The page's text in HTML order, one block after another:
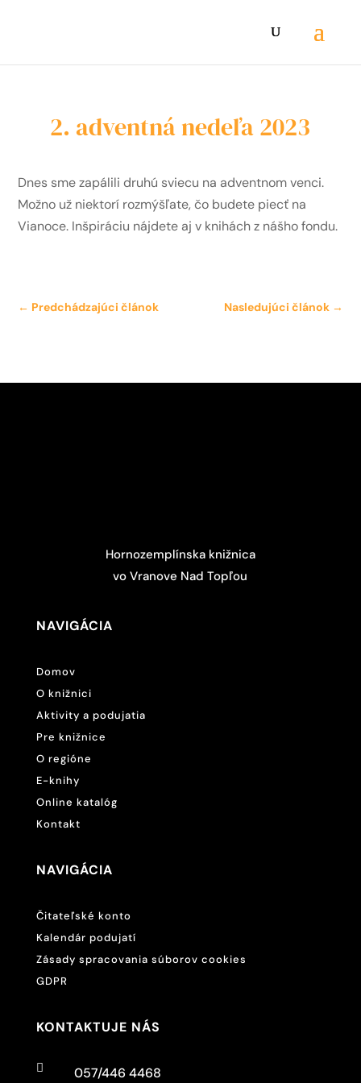
2. adventná nedeľa 2023
Dnes sme zapálili druhú sviecu na adventnom venci.
Možno už niektorí rozmýšľate, čo budete piecť na
Vianoce. Inšpiráciu nájdete aj v knihách z nášho fondu.
← Predchádzajúci článok Nasledujúci článok→
Hornozemplínska knižnica
vo Vranove Nad Topľou
NAVIGÁCIA
Domov
O knižnici
Aktivity a podujatia
Pre knižnice
O regióne
E-knihy
Online katalóg
Kontakt
NAVIGÁCIA
Čitateľské konto
Kalendár podujatí
Zásady spracovania súborov cookies
GDPR
KONTAKTUJE NÁS
 057/446 4468